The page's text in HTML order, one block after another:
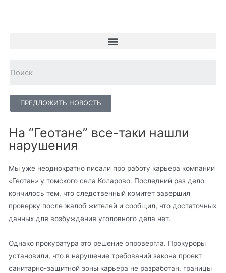
ПРЕДЛОЖИТЬ НОВОСТЬ
На “Геотане” все-таки нашли
нарушения
Мы уже неоднократно писали про работу карьера компании
«Геотан» у томского села Коларово. Последний раз дело
кончилось тем, что следственный комитет завершил
проверку после жалоб жителей и сообщил, что достаточных
данных для возбуждения уголовного дела нет.
Однако прокуратура это решение опровергла. Прокуроры
установили, что в нарушение требований закона проект
санитарно-защитной зоны карьера не разработан, границы